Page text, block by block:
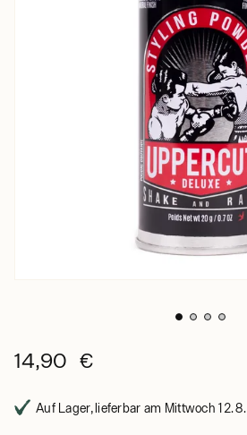
14,90 €
Auf Lager, lieferbar am Mittwoch 12. 8.